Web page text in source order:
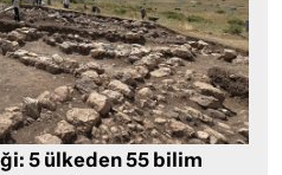
5 ülkeden 55 bilim